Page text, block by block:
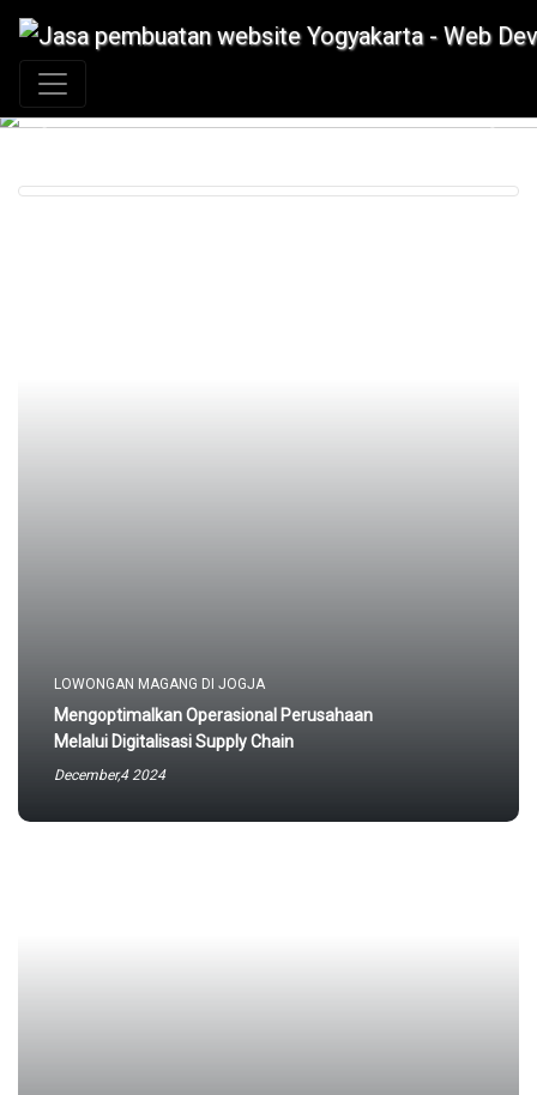
Previous
Next
LOWONGAN MAGANG DI JOGJA
Mengoptimalkan Operasional Perusahaan
Melalui Digitalisasi Supply Chain
December,4 2024